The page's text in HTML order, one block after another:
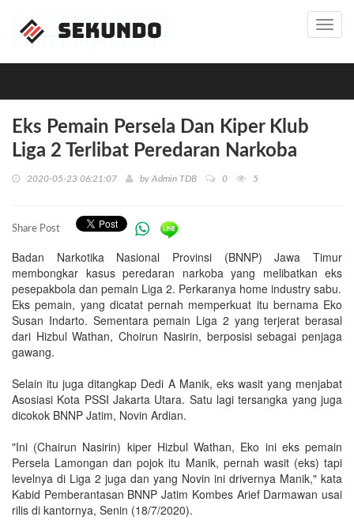
Eks Pemain Persela Dan Kiper Klub
Liga 2 Terlibat Peredaran Narkoba
2020-05-23 06:21:07 by Admin TDB 0 5
Share Post
Badan Narkotika Nasional Provinsi (BNNP) Jawa Timur
membongkar kasus peredaran narkoba yang melibatkan eks
pesepakbola dan pemain Liga 2. Perkaranya home industry sabu.
Eks pemain, yang dicatat pernah memperkuat itu bernama Eko
Susan Indarto. Sementara pemain Liga 2 yang terjerat berasal
dari Hizbul Wathan, Choirun Nasirin, berposisi sebagai penjaga
gawang.
Selain itu juga ditangkap Dedi A Manik, eks wasit yang menjabat
Asosiasi Kota PSSI Jakarta Utara. Satu lagi tersangka yang juga
dicokok BNNP Jatim, Novin Ardian.
"Ini (Chairun Nasirin) kiper Hizbul Wathan, Eko ini eks pemain
Persela Lamongan dan pojok itu Manik, pernah wasit (eks) tapi
levelnya di Liga 2 juga dan yang Novin ini drivernya Manik," kata
Kabid Pemberantasan BNNP Jatim Kombes Arief Darmawan usai
rilis di kantornya, Senin (18/7/2020).